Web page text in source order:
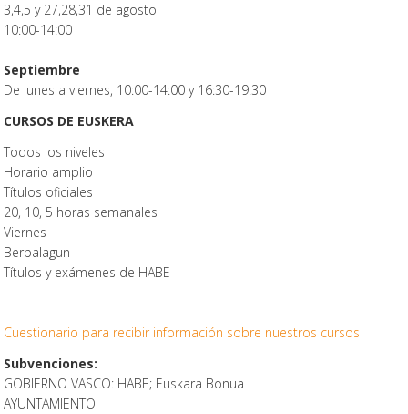
3,4,5 y 27,28,31 de agosto
10:00-14:00
Septiembre
De lunes a viernes, 10:00-14:00 y 16:30-19:30
CURSOS DE EUSKERA
Todos los niveles
Horario amplio
Títulos oficiales
20, 10, 5 horas semanales
Viernes
Berbalagun
Títulos y exámenes de HABE
Cuestionario para recibir información sobre nuestros cursos
Subvenciones:
GOBIERNO VASCO: HABE; Euskara Bonua
AYUNTAMIENTO